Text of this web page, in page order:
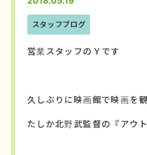
スタッフブログ
営業スタッフのＹです
久しぶりに映画館で映画を
たしか北野武監督の『アウ